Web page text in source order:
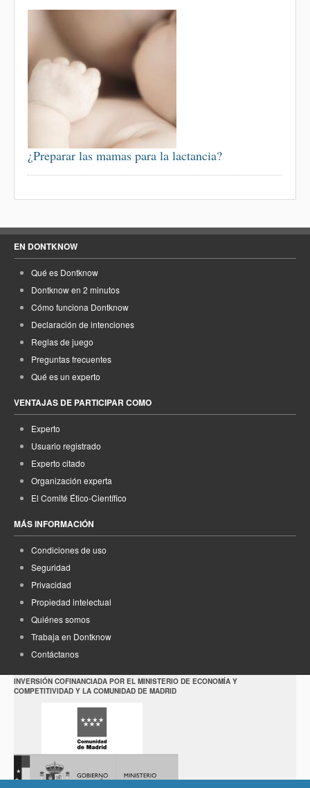
¿Preparar las mamas para la lactancia?
EN DONTKNOW
Qué es Dontknow
Dontknow en 2 minutos
Cómo funciona Dontknow
Declaración de intenciones
Reglas de juego
Preguntas frecuentes
Qué es un experto
VENTAJAS DE PARTICIPAR COMO
Experto
Usuario registrado
Experto citado
Organización experta
El Comité Ético-Científico
MÁS INFORMACIÓN
Condiciones de uso
Seguridad
Privacidad
Propiedad intelectual
Quiénes somos
Trabaja en Dontknow
Contáctanos
INVERSIÓN COFINANCIADA POR EL MINISTERIO DE ECONOMÍA Y
COMPETITIVIDAD Y LA COMUNIDAD DE MADRID